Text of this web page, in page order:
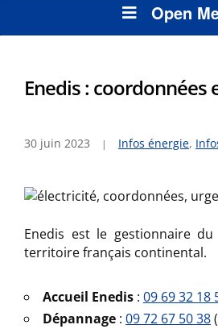
Open
Enedis : coordonnées
30 juin 2023 Infos énergie,
Enedis est le gestionnaire
territoire français continental.
Accueil Enedis : 09 69 32 18
Dépannage : 09 72 67 50 38(